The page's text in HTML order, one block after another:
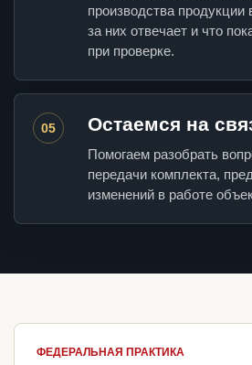
производства продукции
за них отвечает и что
при проверке.
05 Остаемся на
Помогаем разобрать
передачи комплекта,
изменений в работе
ФЕДЕРАЛЬНАЯ ПРАКТИКА